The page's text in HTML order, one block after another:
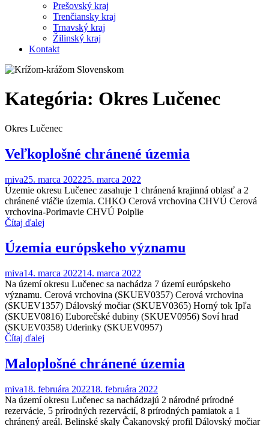
Prešovský kraj
Trenčiansky kraj
Trnavský kraj
Žilinský kraj
Kontakt
Kategória: Okres Lučenec
Okres Lučenec
Veľkoplošné chránené územia
miva25. marca 202225. marca 2022
Územie okresu Lučenec zasahuje 1 chránená krajinná oblasť a 2
chránené vtáčie územia. CHKO Cerová vrchovina CHVÚ Cerová
vrchovina-Porimavie CHVÚ Poiplie
Čítaj ďalej
Územia európskeho významu
miva14. marca 202214. marca 2022
Na území okresu Lučenec sa nachádza 7 území európskeho
významu. Cerová vrchovina (SKUEV0357) Cerová vrchovina
(SKUEV1357) Dálovský močiar (SKUEV0365) Horný tok Ipľa
(SKUEV0816) Ľuborečské dubiny (SKUEV0956) Soví hrad
(SKUEV0358) Uderinky (SKUEV0957)
Čítaj ďalej
Maloplošné chránené územia
miva18. februára 202218. februára 2022
Na území okresu Lučenec sa nachádzajú 2 národné prírodné
rezervácie, 5 prírodných rezervácií, 8 prírodných pamiatok a 1
chránený areál. Belinské skaly Čakanovský profil Dálovský močiar